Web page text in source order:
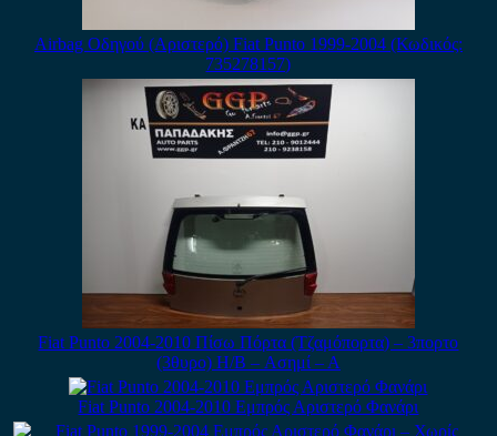
Airbag Οδηγού (Αριστερό) Fiat Punto 1999-2004 (Κωδικός:
735278157)
Fiat Punto 2004-2010 Πίσω Πόρτα (Τζαμόπορτα) – 3πορτο
(3θυρο) H/B – Ασημί – Α
Fiat Punto 2004-2010 Εμπρός Αριστερό Φανάρι